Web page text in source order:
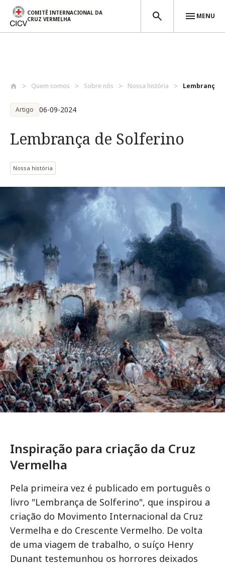
COMITÊ INTERNACIONAL DA
CRUZ VERMELHA
MENU
Quem somos Sobre nós Nossa história Lembrança
Artigo 06-09-2024
Lembrança de Solferino
Nossa história
Inspiração para criação da Cruz
Vermelha
Pela primeira vez é publicado em português o
livro "Lembrança de Solferino", que inspirou a
criação do Movimento Internacional da Cruz
Vermelha e do Crescente Vermelho. De volta
de uma viagem de trabalho, o suíço Henry
Dunant testemunhou os horrores deixados